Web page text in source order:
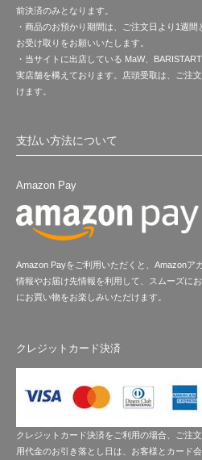
前決済のみとなります。
・商品のお預かり期間は、ご注文日より1週
お受け取りをお願いいたします。
・当サイトに出店している MaW、
実店舗を構えております。店頭受取は、ご注
けます。
支払い方法について
Amazon Pay
Amazon Payをご利用いただくと、Amazonア
情報やお届け先情報を利用して、スムーズに
にお買い物をお楽しみいただけます。
クレジットカード決済
クレジットカード決済をご利用の場合、ご注
用代金のお引き落とし日は、お客様とカード